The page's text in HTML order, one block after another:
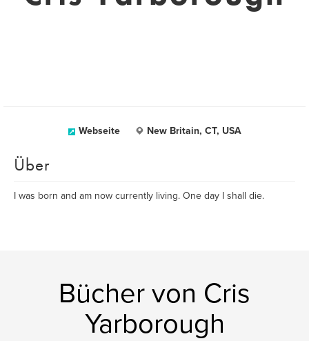
Webseite New Britain, CT, USA
Über
I was born and am now currently living. One day I shall die.
Bücher von Cris
Yarborough